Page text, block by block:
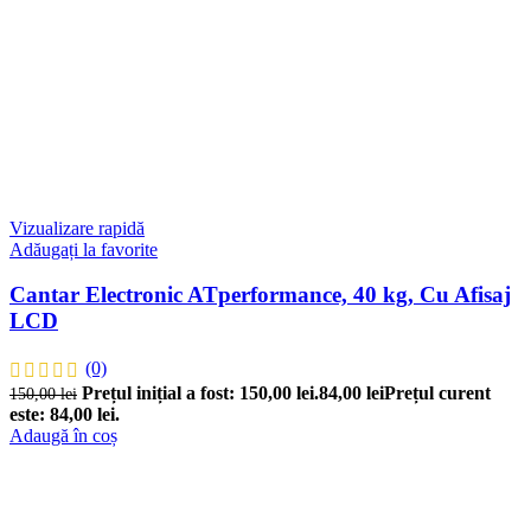
Vizualizare rapidă
Adăugați la favorite
Cantar Electronic ATperformance, 40 kg, Cu Afisaj
LCD
(0)
150,00lei Prețul inițial a fost: 150,00 lei.84,00 leiPrețul curent
este: 84,00 lei.
Adaugă în coș